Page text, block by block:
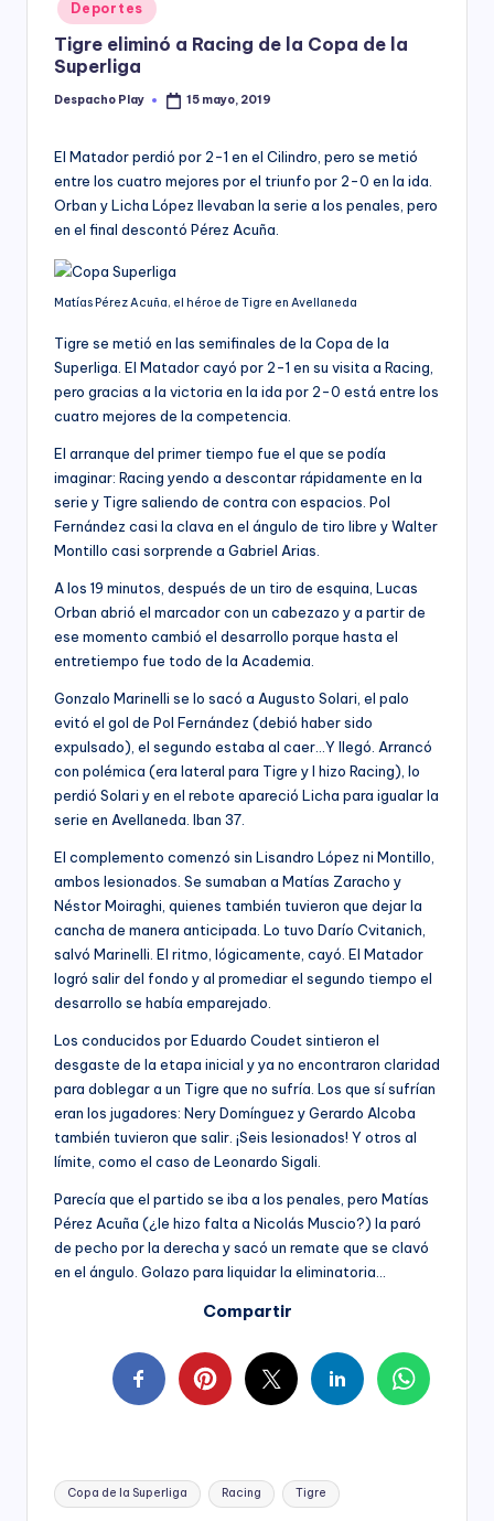
y
in
Deportes
Tigre eliminó a Racing de la Copa de la
Superliga
Posted
Despacho Play 15 mayo, 2019
El Matador perdió por 2-1 en el Cilindro, pero se metió
entre los cuatro mejores por el triunfo por 2-0 en la ida.
Orban y Licha López llevaban la serie a los penales, pero
en el final descontó Pérez Acuña.
Matías Pérez Acuña, el héroe de Tigre en Avellaneda
Tigre se metió en las semifinales de la Copa de la
Superliga. El Matador cayó por 2-1 en su visita a Racing,
pero gracias a la victoria en la ida por 2-0 está entre los
cuatro mejores de la competencia.
El arranque del primer tiempo fue el que se podía
imaginar: Racing yendo a descontar rápidamente en la
serie y Tigre saliendo de contra con espacios. Pol
Fernández casi la clava en el ángulo de tiro libre y Walter
Montillo casi sorprende a Gabriel Arias.
A los 19 minutos, después de un tiro de esquina, Lucas
Orban abrió el marcador con un cabezazo y a partir de
ese momento cambió el desarrollo porque hasta el
entretiempo fue todo de la Academia.
Gonzalo Marinelli se lo sacó a Augusto Solari, el palo
evitó el gol de Pol Fernández (debió haber sido
expulsado), el segundo estaba al caer…Y llegó. Arrancó
con polémica (era lateral para Tigre y l hizo Racing), lo
perdió Solari y en el rebote apareció Licha para igualar la
serie en Avellaneda. Iban 37.
El complemento comenzó sin Lisandro López ni Montillo,
ambos lesionados. Se sumaban a Matías Zaracho y
Néstor Moiraghi, quienes también tuvieron que dejar la
cancha de manera anticipada. Lo tuvo Darío Cvitanich,
salvó Marinelli. El ritmo, lógicamente, cayó. El Matador
logró salir del fondo y al promediar el segundo tiempo el
desarrollo se había emparejado.
Los conducidos por Eduardo Coudet sintieron el
desgaste de la etapa inicial y ya no encontraron claridad
para doblegar a un Tigre que no sufría. Los que sí sufrían
eran los jugadores: Nery Domínguez y Gerardo Alcoba
también tuvieron que salir. ¡Seis lesionados! Y otros al
límite, como el caso de Leonardo Sigali.
Parecía que el partido se iba a los penales, pero Matías
Pérez Acuña (¿le hizo falta a Nicolás Muscio?) la paró
de pecho por la derecha y sacó un remate que se clavó
en el ángulo. Golazo para liquidar la eliminatoria…
Compartir
Tags:
Copa de la Superliga Racing Tigre